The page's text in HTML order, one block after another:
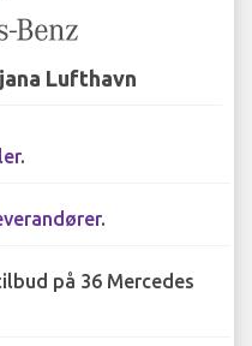
Lufthavn
.
.
på 36 Mercedes